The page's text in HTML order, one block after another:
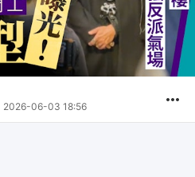
2026-06-03 18:56